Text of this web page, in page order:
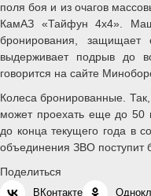
поля боя и из очагов
КамАЗ «Тайфун 4x4».
бронирования, защищает
выдерживает подрыв до
говорится на сайте
Колеса бронированные.
может проехать еще до 50
до конца текущего года в
объединения ЗВО поступит
Поделиться
ВКонтакте